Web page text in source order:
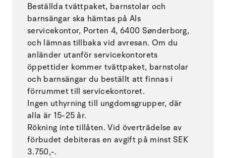
Beställda tvättpaket, barnstolar och
barnsängar ska hämtas på Als
servicekontor, Porten 4, 6400 Sønderborg,
och lämnas tillbaka vid avresan. Om du
anländer utanför servicekontorets
öppettider kommer tvättpaket, barnstolar
och barnsängar du beställt att finnas i
förrummet till servicekontoret.
Ingen uthyrning till ungdomsgrupper, där
alla är 15-25 år.
Rökning inte tillåten. Vid överträdelse av
förbudet debiteras en avgift på minst SEK
3.750,-.